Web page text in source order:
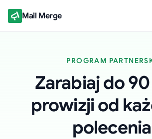
Mail Merge
PROGRAM
Zarabiaj do 90
prowizji od
polecenia